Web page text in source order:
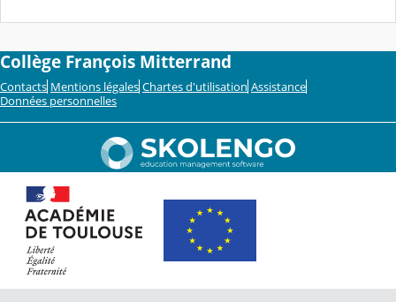
Collège François Mitterrand
Contacts Mentions légales Chartes d'utilisation Assistance
Données personnelles